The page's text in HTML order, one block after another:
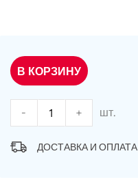
В КОРЗИНУ
- + шт.
ДОСТАВКА И ОПЛАТА